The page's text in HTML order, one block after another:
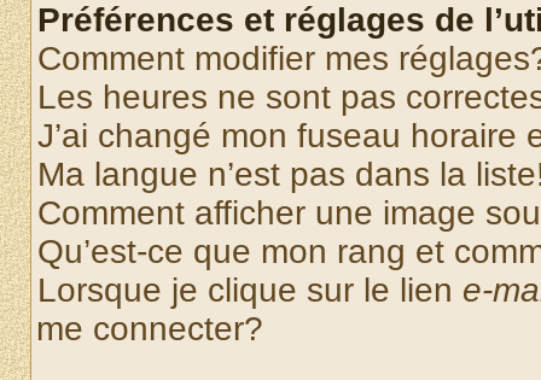
Préférences et réglages de
Comment modifier mes
Les heures ne sont pas
J’ai changé mon fuseau horaire
Ma langue n’est pas dans la
Comment afficher une image
Qu’est-ce que mon rang et
Lorsque je clique sur le lien e-
me connecter?